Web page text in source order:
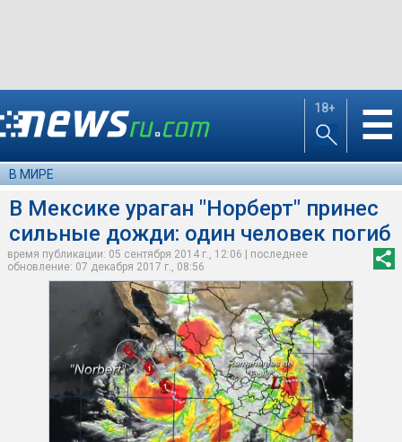
18+ ☰
В МИРЕ
В Мексике ураган "Норберт" принес
сильные дожди: один человек погиб
время публикации: 05 сентября 2014 г., 12:06 | последнее
обновление: 07 декабря 2017 г., 08:56